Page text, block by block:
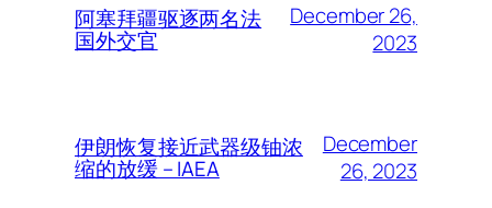
阿塞拜疆驱逐两名法
国外交官
December 26,
2023
伊朗恢复接近武器级铀浓
缩的放缓 – IAEA
December
26, 2023